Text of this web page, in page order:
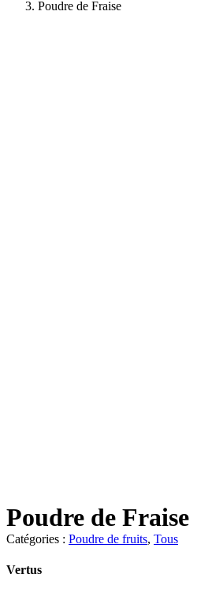
Poudre de Fraise
Poudre de Fraise
Catégories : Poudre de fruits, Tous
Vertus